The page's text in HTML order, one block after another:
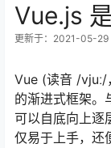
Vue.js
更新于：2021-05-29
Vue (读音 /
的渐进式框架。
可以自底向上逐
仅易于上手，还